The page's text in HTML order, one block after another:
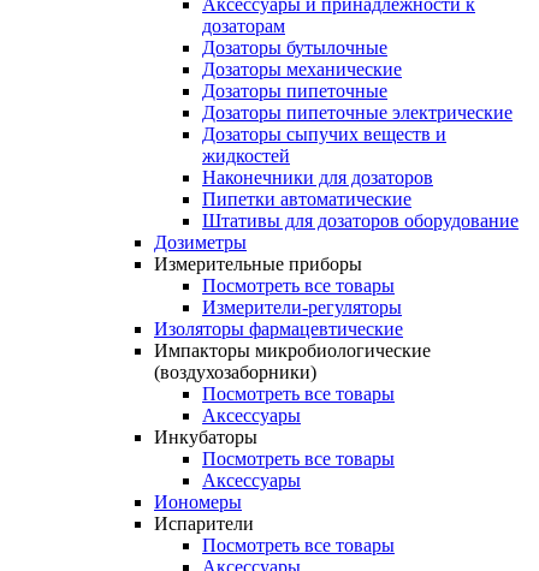
Аксессуары и принадлежности к
дозаторам
Дозаторы бутылочные
Дозаторы механические
Дозаторы пипеточные
Дозаторы пипеточные электрические
Дозаторы сыпучих веществ и
жидкостей
Наконечники для дозаторов
Пипетки автоматические
Штативы для дозаторов оборудование
Дозиметры
Измерительные приборы
Посмотреть все товары
Измерители-регуляторы
Изоляторы фармацевтические
Импакторы микробиологические
(воздухозаборники)
Посмотреть все товары
Аксессуары
Инкубаторы
Посмотреть все товары
Аксессуары
Иономеры
Испарители
Посмотреть все товары
Аксессуары